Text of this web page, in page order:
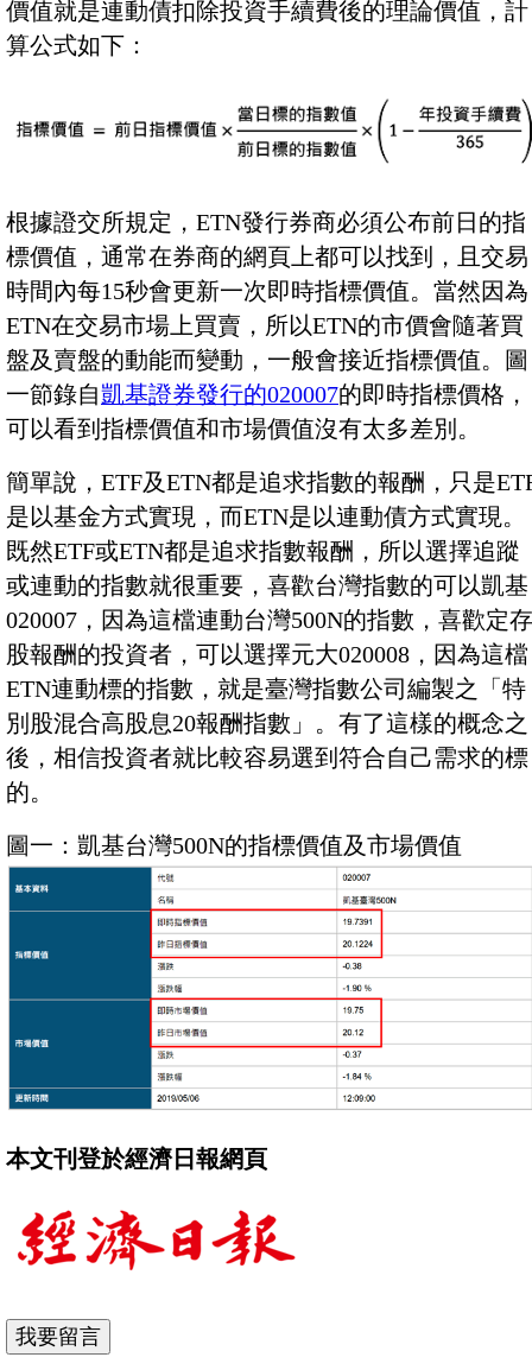
價值就是連動債扣除投資手續費後的理論價值，計
算公式如下：
根據證交所規定，ETN發行券商必須公布前日的指
標價值，通常在券商的網頁上都可以找到，且交易
時間內每15秒會更新一次即時指標價值。當然因為
ETN在交易市場上買賣，所以ETN的市價會隨著買
盤及賣盤的動能而變動，一般會接近指標價值。圖
一節錄自凱基證券發行的020007的即時指標價格，
可以看到指標價值和市場價值沒有太多差別。
簡單說，ETF及ETN都是追求指數的報酬，只是
是以基金方式實現，而ETN是以連動債方式實現。
既然ETF或ETN都是追求指數報酬，所以選擇追蹤
或連動的指數就很重要，喜歡台灣指數的可以凱基
020007，因為這檔連動台灣500N的指數，喜歡定存
股報酬的投資者，可以選擇元大020008，因為這檔
ETN連動標的指數，就是臺灣指數公司編製之「特
別股混合高股息20報酬指數」。有了這樣的概念之
後，相信投資者就比較容易選到符合自己需求的標
的。
圖一：凱基台灣500N的指標價值及市場價值
本文刊登於經濟日報網頁